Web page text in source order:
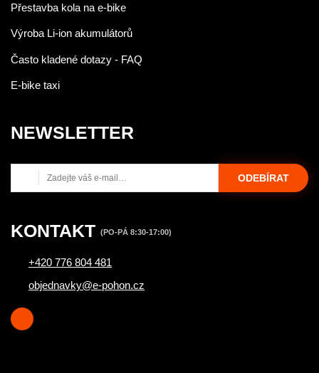
Přestavba kola na e-bike
Výroba Li-ion akumulátorů
Často kladené dotazy - FAQ
E-bike taxi
NEWSLETTER
ODEBÍRAT
KONTAKT (PO-PÁ 8:30-17:00)
+420 776 804 481
objednavky@e-pohon.cz